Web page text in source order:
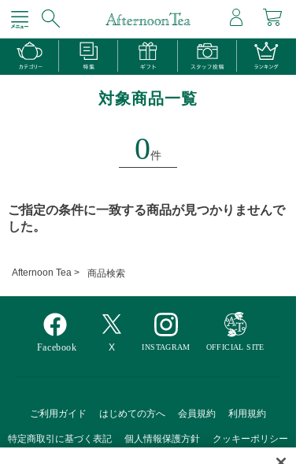
対象商品一覧
0件
ご指定の条件に一致する商品が見つかりませんで
した。
Afternoon Tea > 商品検索
ご利用ガイド はじめての方へ 会員規約 利用規約
特定商取引に基づく表記 個人情報保護方針 クッキーポリシー